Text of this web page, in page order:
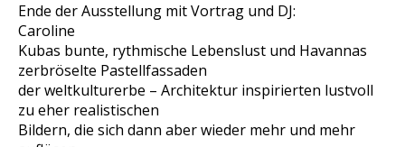
Ende der Ausstellung mit Vortrag und DJ:
Caroline
Kubas bunte, rythmische Lebenslust und Havannas
zerbröselte Pastellfassaden
der weltkulturerbe – Architektur inspirierten lustvoll
zu eher realistischen
Bildern, die sich dann aber wieder mehr und mehr